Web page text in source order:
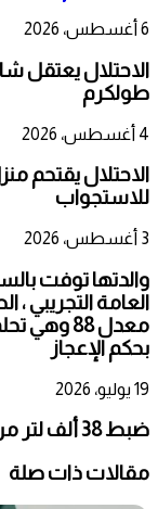
6 أغسطس، 2026
الاحتلال يعتقل
طولكرم
4 أغسطس، 2026
الاحتلال يقتحم
للاستجواب
3 أغسطس، 2026
والدتها توفت
العامة التجريبي
معدل 88
بحكم الإعجاز
19 يوليو، 2026
ضبط 38 ألف لتر من المحروقات المهربة في بيت لحم
مقالات ذات صلة